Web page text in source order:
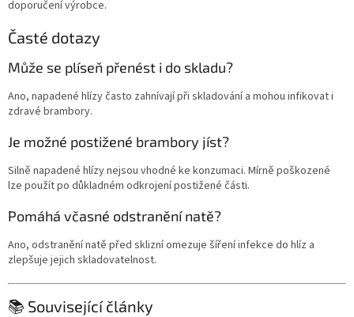
doporučení výrobce.
Časté dotazy
Může se plíseň přenést i do skladu?
Ano, napadené hlízy často zahnívají při skladování a mohou infikovat i
zdravé brambory.
Je možné postižené brambory jíst?
Silně napadené hlízy nejsou vhodné ke konzumaci. Mírně poškozené
lze použít po důkladném odkrojení postižené části.
Pomáhá včasné odstranění natě?
Ano, odstranění natě před sklizní omezuje šíření infekce do hlíz a
zlepšuje jejich skladovatelnost.
📚 Související články